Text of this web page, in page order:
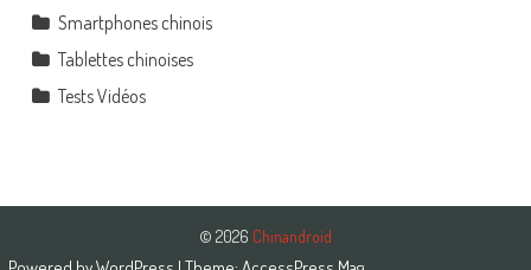
Smartphones chinois
Tablettes chinoises
Tests Vidéos
© 2026 Chinandroid